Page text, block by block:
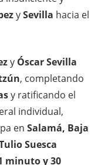
ySevilla hacia el
y Óscar Sevilla
, completando
y ratificando el
individual,
en Salamá, Baja
Suesca
minuto y 30